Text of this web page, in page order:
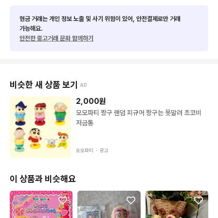
현금 거래는 개인 정보 노출 및 사기 위험이 있어, 안전결제로만 거래
가능해요.
안전한 중고거래 문화 함께하기
비슷한 새 상품 보기 AD
2,000원
모모파티 짱구 랜덤 피규어 짱구는 못말려 초코비
저금통
모모파티 ・ 광고
이 상품과 비슷해요